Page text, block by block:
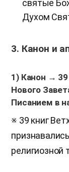
святые
Духом
​3. Канон и
1) Канон → 39
Нового
Писанием в
※ 39 книг
религиозной